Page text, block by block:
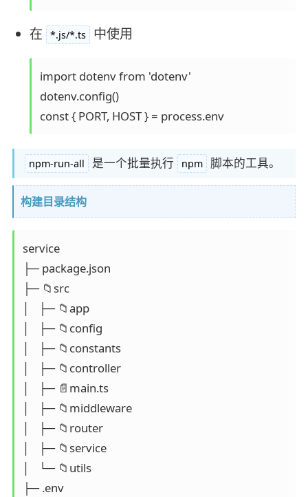
在 *.js/*.ts 中使用
import dotenv from 'dotenv'
dotenv.config()
const { PORT, HOST } = process.env
npm-run-all 是一个批量执行 npm 脚本的工具。
构建目录结构
service
├─ package.json
├─ 📁src
│   ├─ 📁app
│   ├─ 📁config
│   ├─ 📁constants
│   ├─ 📁controller
│   ├─ 📄main.ts
│   ├─ 📁middleware
│   ├─ 📁router
│   ├─ 📁service
│   └─ 📁utils
├─ .env